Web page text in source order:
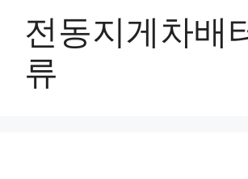
전동지게차배
류